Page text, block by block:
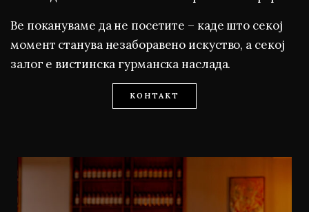
Ве покануваме да не посетите – каде што секој
момент станува незаборавено искуство, а секој
залог е вистинска гурманска наслада.
КОНТАКТ